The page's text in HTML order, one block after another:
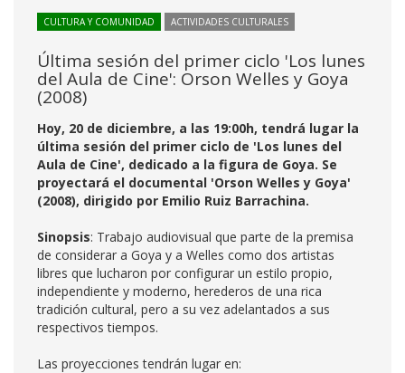
CULTURA Y COMUNIDAD ACTIVIDADES CULTURALES
Última sesión del primer ciclo 'Los lunes
del Aula de Cine': Orson Welles y Goya
(2008)
Hoy, 20 de diciembre, a las 19:00h, tendrá lugar la
última sesión del primer ciclo de 'Los lunes del
Aula de Cine', dedicado a la figura de Goya. Se
proyectará el documental 'Orson Welles y Goya'
(2008), dirigido por Emilio Ruiz Barrachina.
Sinopsis: Trabajo audiovisual que parte de la premisa
de considerar a Goya y a Welles como dos artistas
libres que lucharon por configurar un estilo propio,
independiente y moderno, herederos de una rica
tradición cultural, pero a su vez adelantados a sus
respectivos tiempos.
Las proyecciones tendrán lugar en: